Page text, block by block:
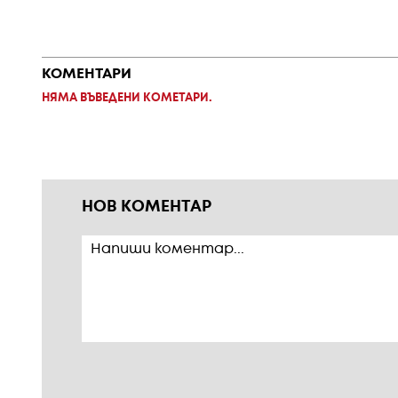
КОМЕНТАРИ
НЯМА ВЪВЕДЕНИ КОМЕТАРИ.
НОВ КОМЕНТАР